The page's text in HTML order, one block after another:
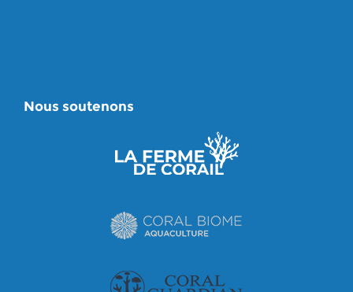
Nous soutenons